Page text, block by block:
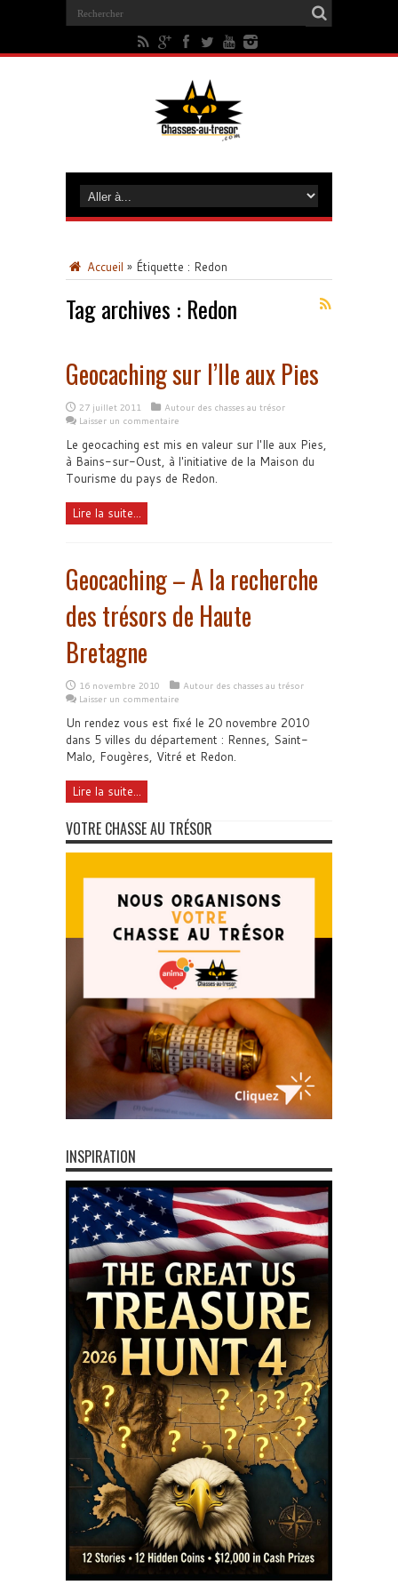
Accueil » Étiquette : Redon
Tag archives : Redon
Geocaching sur l’Ile aux Pies
27 juillet 2011
Autour des chasses au trésor
Laisser un commentaire
Le geocaching est mis en valeur sur l'Ile aux Pies,
à Bains-sur-Oust, à l'initiative de la Maison du
Tourisme du pays de Redon.
Lire la suite...
Geocaching – A la recherche
des trésors de Haute
Bretagne
16 novembre 2010
Autour des chasses au trésor
Laisser un commentaire
Un rendez vous est fixé le 20 novembre 2010
dans 5 villes du département : Rennes, Saint-
Malo, Fougères, Vitré et Redon.
Lire la suite...
VOTRE CHASSE AU TRÉSOR
INSPIRATION